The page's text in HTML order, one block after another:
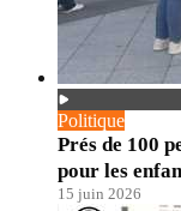
Politique
Prés de 100
pour les
15 juin 2026